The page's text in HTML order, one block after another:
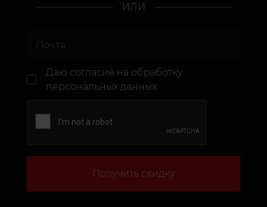
ИЛИ
Даю согласие на обработку
персональных данных
Получить скидку